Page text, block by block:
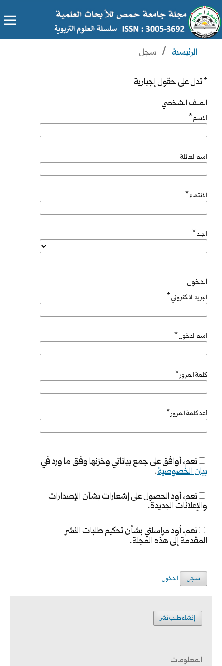
الرئيسية / سجل
* تدل على حقول إجبارية
الملف الشخصي
الاسم*
اسم العائلة
الانتماء*
البلد*
الدخول
البريد الالكتروني*
اسم الدخول*
كلمة المرور*
أعد كلمة المرور*
بيان الخصوصية.
نعم، أود الحصول على إشعارات بشأن الإصدارات
والإعلانات الجديدة.
نعم، أود مراسلتي بشأن تحكيم طلبات النشر
المقدمة إلى هذه المجلة.
سجل الدخول
إنشاء طلب نشر
المعلومات